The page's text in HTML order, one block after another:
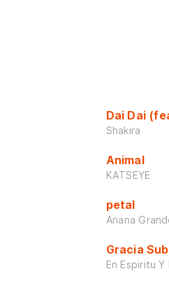
Dai Dai
Shakira
Animal
KATSEYE
petal
Ariana
Gracia
En Espiritu Y